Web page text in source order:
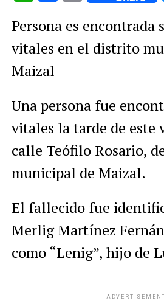
Persona es encontrada
vitales en el distrito
Maizal
Una persona fue
vitales la tarde de este
calle Teófilo Rosario,
municipal de Maizal.
El fallecido fue
Merlig Martínez
como “Lenig”, hijo de
ADVERTISEMENT